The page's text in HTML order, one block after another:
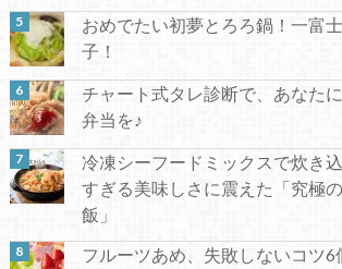
おめでたい初夢とろろ鍋！一富
子！
チャート式タレ診断で、あなた
弁当を♪
冷凍シーフードミックスで炊き
すぎる美味しさに震えた「究極
飯」
フルーツあめ、失敗しないコツ6